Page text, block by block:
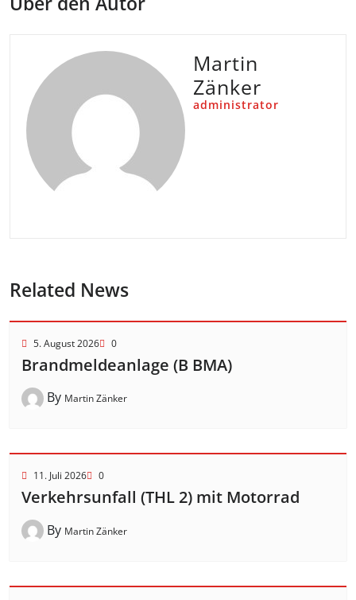
Martin
Zänker
administrator
Related News
5. August 2026 0
Brandmeldeanlage (B BMA)
By Martin Zänker
11. Juli 2026 0
Verkehrsunfall (THL 2) mit Motorrad
By Martin Zänker